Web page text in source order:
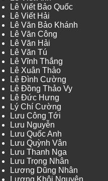
Lê Viết Bảo Quốc
Lê Viết Hải
Lê Văn Bảo Khánh
Lê Văn Công
Lê Văn Hải
Lê Văn Tú
Lê Vĩnh Thắng
Lê Xuân Thảo
Lê Đình Cường
Lê Đồng Thảo Vy
Lê Đức Hưng
Lý Chí Cường
Lưu Công Tới
Lưu Nguyễn
Lưu Quốc Anh
Lưu Quỳnh Vân
Lưu Thanh Nga
Lưu Trọng Nhân
Lương Dũng Nhân